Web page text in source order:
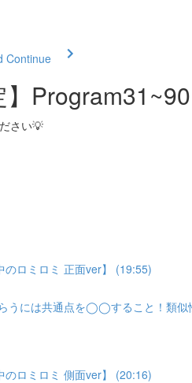
Continue
】
さい💡
のロミロミ 正面ver】 (19:55)
うには共通点を◯◯すること！類似
のロミロミ 側面ver】 (20:16)